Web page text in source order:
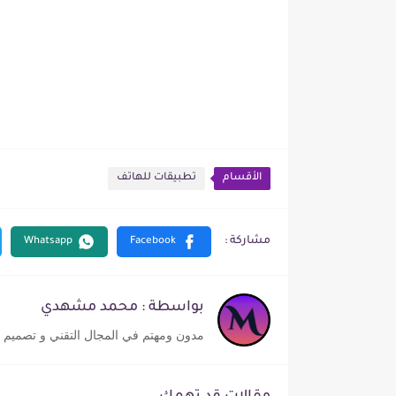
الأقسام تطبيقات للهاتف
بواسطة : محمد مشهدي
مدون ومهتم في المجال التقني و تصميم